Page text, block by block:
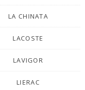
LA CHINATA
LACOSTE
LAVIGOR
LIERAC